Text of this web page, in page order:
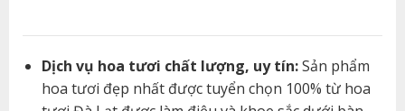
Dịch vụ hoa tươi chất lượng, uy tín:Sản phẩm
hoa tươi đẹp nhất được tuyển chọn 100% từ hoa